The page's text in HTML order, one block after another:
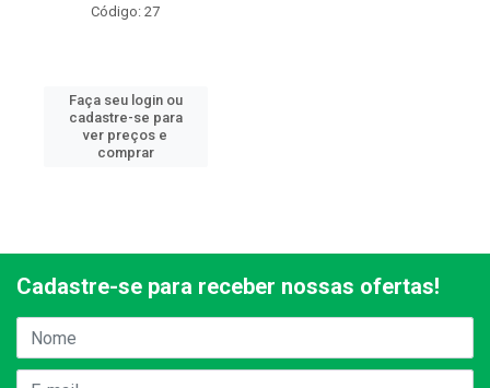
Código: 27
Faça seu login ou
cadastre-se para
ver preços e
comprar
Cadastre-se para receber nossas ofertas!